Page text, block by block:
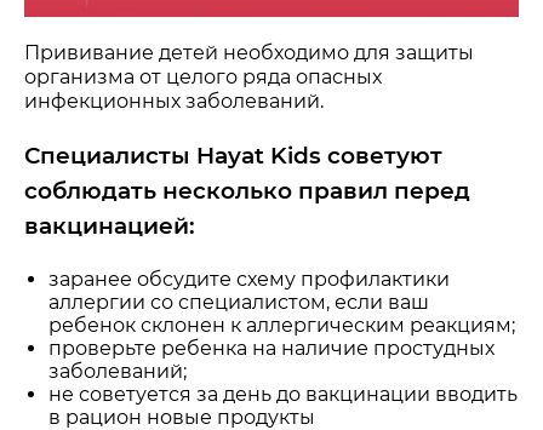
Прививание детей необходимо для защиты
организма от целого ряда опасных
инфекционных заболеваний.
Специалисты Hayat Kids советуют
соблюдать несколько правил перед
вакцинацией:
заранее обсудите схему профилактики
аллергии со специалистом, если ваш
ребенок склонен к аллергическим реакциям;
проверьте ребенка на наличие простудных
заболеваний;
не советуется за день до вакцинации вводить
в рацион новые продукты